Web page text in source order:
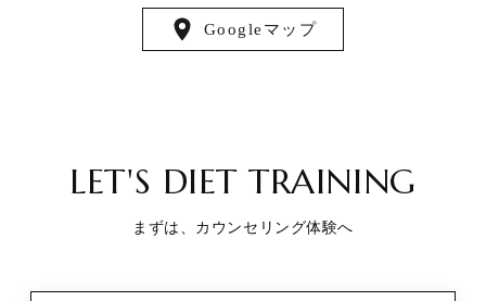
Googleマップ
LET'S DIET TRAINING
まずは、カウンセリング体験へ